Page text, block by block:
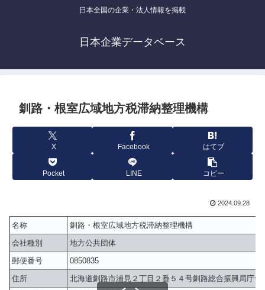
日本全国の企業・法人情報を掲載
日本企業データベース
釧路・根室広域地方税滞納整理機構
X Facebook はてブ
Pocket LINE コピー
2024.09.28
名称
釧路・根室広域地方税滞納整理機構
会社種別
地方公共団体
郵便番号
0850835
住所
北海道釧路市浦見２丁目２番５４号釧路総合振興局庁舎